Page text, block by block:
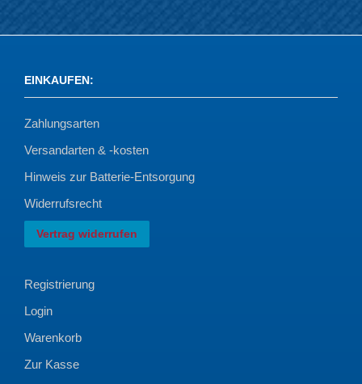
EINKAUFEN:
Zahlungsarten
Versandarten & -kosten
Hinweis zur Batterie-Entsorgung
Widerrufsrecht
Vertrag widerrufen
Registrierung
Login
Warenkorb
Zur Kasse